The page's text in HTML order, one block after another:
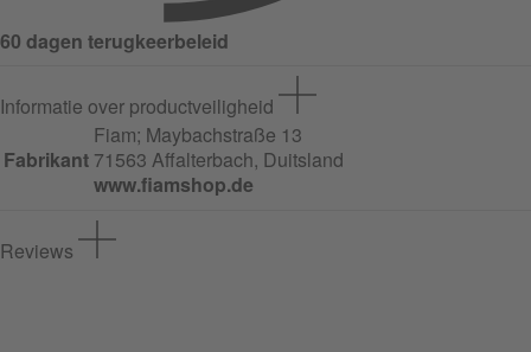
60 dagen terugkeerbeleid
Informatie over productveiligheid
Fabrikant
Fiam; Maybachstraße 13
71563 Affalterbach, Duitsland
www.fiamshop.de
Reviews